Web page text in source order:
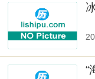
“